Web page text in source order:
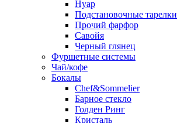
Нуар
Подстановочные тарелки
Прочий фарфор
Савойя
Черный глянец
Фуршетные системы
Чай/кофе
Бокалы
Chef&Sommelier
Барное стекло
Голден Ринг
Кристаль